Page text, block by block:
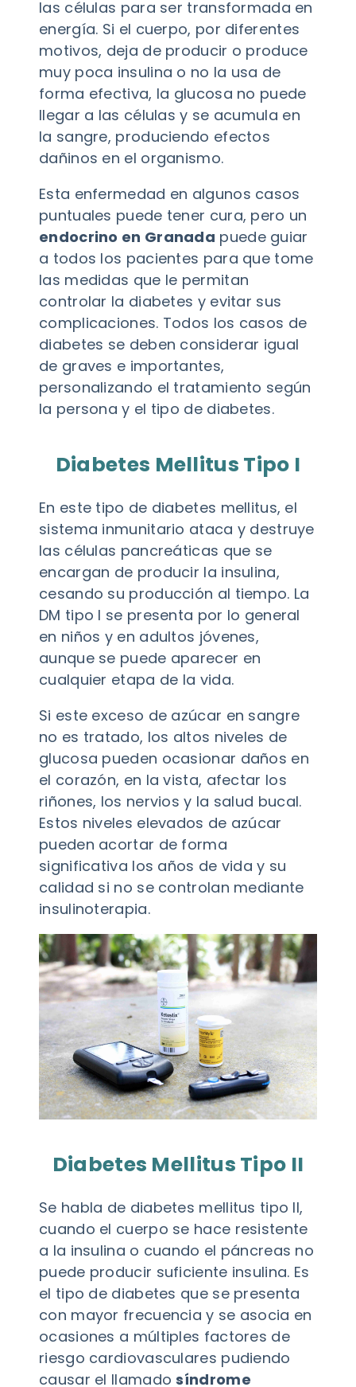
las células para ser transformada en
energía. Si el cuerpo, por diferentes
motivos, deja de producir o produce
muy poca insulina o no la usa de
forma efectiva, la glucosa no puede
llegar a las células y se acumula en
la sangre, produciendo efectos
dañinos en el organismo.
Esta enfermedad en algunos casos
puntuales puede tener cura, pero un
endocrino en Granada puede guiar
a todos los pacientes para que tome
las medidas que le permitan
controlar la diabetes y evitar sus
complicaciones. Todos los casos de
diabetes se deben considerar igual
de graves e importantes,
personalizando el tratamiento según
la persona y el tipo de diabetes.
Diabetes Mellitus Tipo I
En este tipo de diabetes mellitus, el
sistema inmunitario ataca y destruye
las células pancreáticas que se
encargan de producir la insulina,
cesando su producción al tiempo. La
DM tipo I se presenta por lo general
en niños y en adultos jóvenes,
aunque se puede aparecer en
cualquier etapa de la vida.
Si este exceso de azúcar en sangre
no es tratado, los altos niveles de
glucosa pueden ocasionar daños en
el corazón, en la vista, afectar los
riñones, los nervios y la salud bucal.
Estos niveles elevados de azúcar
pueden acortar de forma
significativa los años de vida y su
calidad si no se controlan mediante
insulinoterapia.
Diabetes Mellitus Tipo II
Se habla de diabetes mellitus tipo II,
cuando el cuerpo se hace resistente
a la insulina o cuando el páncreas no
puede producir suficiente insulina. Es
el tipo de diabetes que se presenta
con mayor frecuencia y se asocia en
ocasiones a múltiples factores de
riesgo cardiovasculares pudiendo
causar el llamadosíndrome